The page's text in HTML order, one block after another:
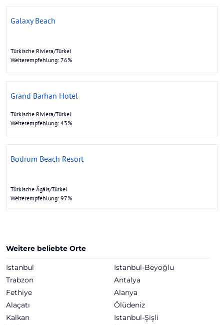
Galaxy Beach
Türkische Riviera/Türkei
Weiterempfehlung: 76%
Grand Barhan Hotel
Türkische Riviera/Türkei
Weiterempfehlung: 43%
Bodrum Beach Resort
Türkische Ägäis/Türkei
Weiterempfehlung: 97%
Weitere beliebte Orte
Istanbul
Istanbul-Beyoğlu
Trabzon
Antalya
Fethiye
Alanya
Alaçatı
Ölüdeniz
Kalkan
Istanbul-Şişli